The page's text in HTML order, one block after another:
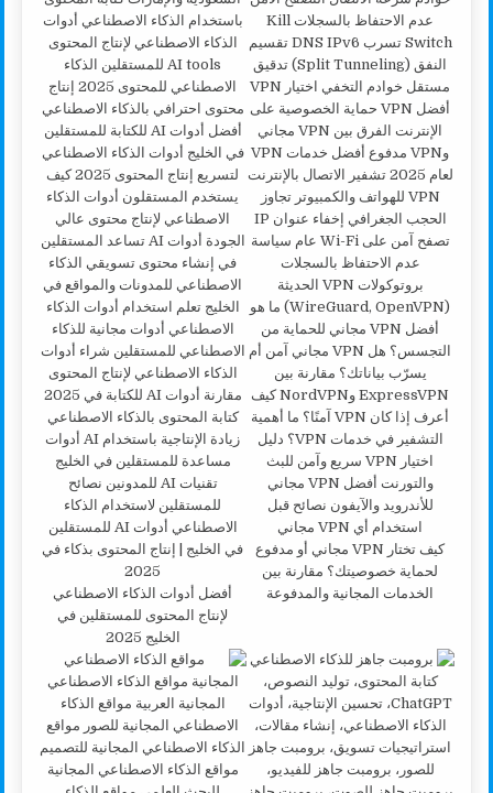
كيف تختار VPN مجاني أو مدفوع
لحماية خصوصيتك؟ مقارنة بين
الخدمات المجانية والمدفوعة
أفضل أدوات الذكاء الاصطناعي
لإنتاج المحتوى للمستقلين في
الخليج 2025